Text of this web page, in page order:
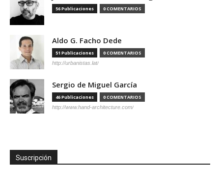
56 Publicaciones 0 COMENTARIOS
Aldo G. Facho Dede
51 Publicaciones 0 COMENTARIOS
http://urbanistas.lat/
Sergio de Miguel García
46 Publicaciones 0 COMENTARIOS
http://www.hand-architecture.com/
Suscripción